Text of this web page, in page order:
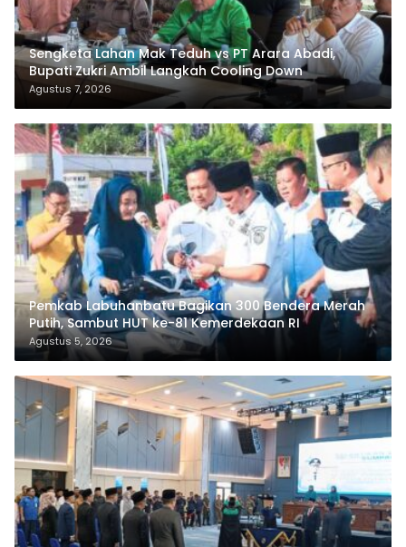
Sengketa Lahan Mak Teduh vs PT Arara Abadi,
Bupati Zukri Ambil Langkah Cooling Down
Agustus 7, 2026
Pemkab Labuhanbatu Bagikan 300 Bendera Merah
Putih, Sambut HUT ke-81 Kemerdekaan RI
Agustus 5, 2026